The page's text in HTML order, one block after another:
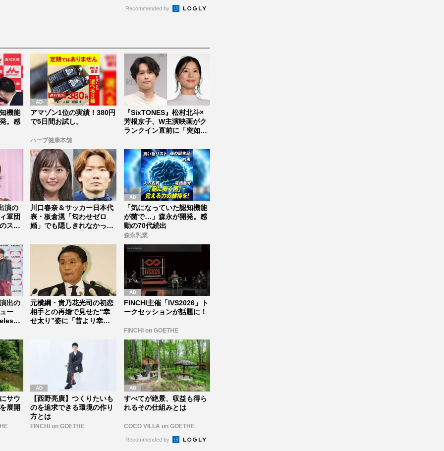
Recommended by
機能
。感
アマゾン1位の実績！380円
で5日間お試し。
ハーブ健康本舗
『SixTONES』松村北斗×
芳根京子、W主演映画がク
ランクイン直前に「突如中
演の
軍団
スタ
川口春奈＆サッカー日本代
表・板倉滉「匂わせゼロ
婚」でも隠しきれなかった
「気になっていた認知機能
が菌で…」森永が開発。感
動の70代続出
森永乳業
出の
ー
元横綱・貴乃花光司の初恋
相手との再婚で見せた“幸
せ太り”姿に「昔より幸せ
FINCHI主催「IVS2026」ト
ークセッションが話題に！
FINCHI on GOETHE
サウ
展開
【西野亮廣】つくりたいも
のを追求できる環境の作り
方とは
FINCHI on GOETHE
すべてが絶景、収益も得ら
れるその仕組みとは
COCO VILLA on GOETHE
Recommended by